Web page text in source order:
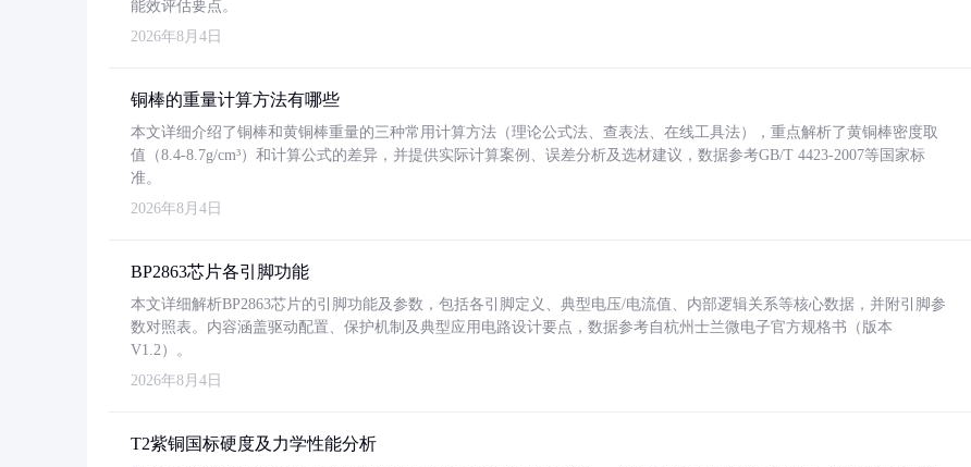
能效评估要点。
2026年8月4日
铜棒的重量计算方法有哪些
本文详细介绍了铜棒和黄铜棒重量的三种常用计算方法（理论公式法、查表法、在线工具法），重点解析了黄铜棒密度取
值（8.4-8.7g/cm³）和计算公式的差异，并提供实际计算案例、误差分析及选材建议，数据参考GB/T 4423-2007等国家标
准。
2026年8月4日
BP2863芯片各引脚功能
本文详细解析BP2863芯片的引脚功能及参数，包括各引脚定义、典型电压/电流值、内部逻辑关系等核心数据，并附引脚参
数对照表。内容涵盖驱动配置、保护机制及典型应用电路设计要点，数据参考自杭州士兰微电子官方规格书（版本
V1.2）。
2026年8月4日
T2紫铜国标硬度及力学性能分析